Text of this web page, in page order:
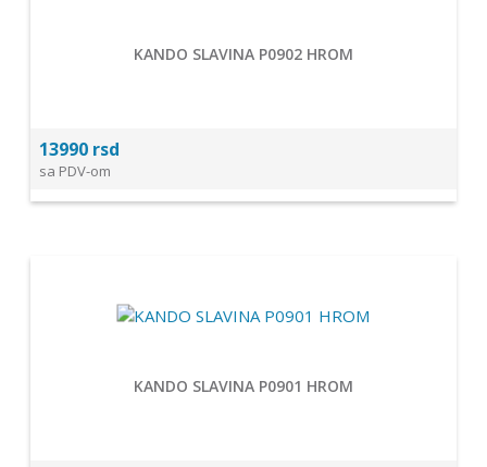
KANDO SLAVINA P0902 HROM
13990 rsd
sa PDV-om
KANDO SLAVINA P0901 HROM